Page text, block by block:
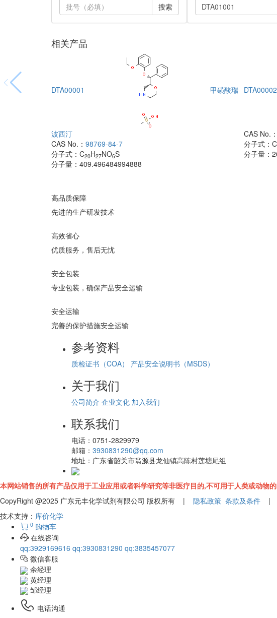
搜索
相关产品
DTA00001 甲磺酸瑞
波西汀
CAS No.： 98769-84-7
分子式： C20H27NO6S
分子量： 409.496484994888
DTA00002
CAS No.
分子式：C
分子量：
高品质保障
先进的生产研发技术
高效省心
优质服务，售后无忧
安全包装
专业包装，确保产品安全运输
安全运输
完善的保护措施安全运输
参考资料
质检证书（COA） 产品安全说明书（MSDS）
关于我们
公司简介 企业文化 加入我们
联系我们
电话： 0751-2829979
邮箱： 3930831290@qq.com
地址： 广东省韶关市翁源县龙仙镇高陈村莲塘尾组
本网站销售的所有产品仅用于工业应用或者科学研究等非医疗目的,不可用于人类或动物
CopyRight @2025 广东元丰化学试剂有限公司 版权所有 | 隐私政策 条款及条件 |
技术支持： 库价化学
0 购物车
在线咨询
qq:3929169616 qq:3930831290 qq:3835457077
微信客服
余经理
黄经理
邹经理
电话沟通